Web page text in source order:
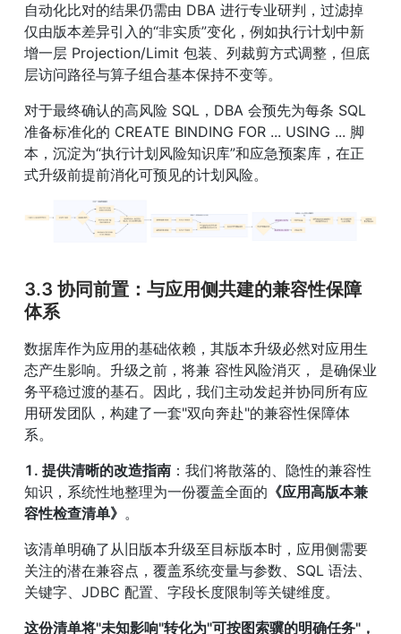
自动化比对的结果仍需由 DBA 进行专业研判，过滤掉
仅由版本差异引入的“非实质”变化，例如执行计划中新
增一层 Projection/Limit 包装、列裁剪方式调整，但底
层访问路径与算子组合基本保持不变等。
对于最终确认的高风险 SQL，DBA 会预先为每条 SQL
准备标准化的 CREATE BINDING FOR ... USING ... 脚
本，沉淀为“执行计划风险知识库”和应急预案库，在正
式升级前提前消化可预见的计划风险。
3.3 协同前置：与应用侧共建的兼容性保障
体系
数据库作为应用的基础依赖，其版本升级必然对应用生
态产生影响。升级之前，将兼 容性风险消灭， 是确保业
务平稳过渡的基石。因此，我们主动发起并协同所有应
用研发团队，构建了一套"双向奔赴"的兼容性保障体
系。
1. 提供清晰的改造指南 ：我们将散落的、隐性的兼容性
知识，系统性地整理为一份覆盖全面的 《应用高版本兼
容性检查清单》 。
该清单明确了从旧版本升级至目标版本时，应用侧需要
关注的潜在兼容点，覆盖系统变量与参数、SQL 语法、
关键字、JDBC 配置、字段长度限制等关键维度。
这份清单将"未知影响"转化为"可按图索骥的明确任务"，